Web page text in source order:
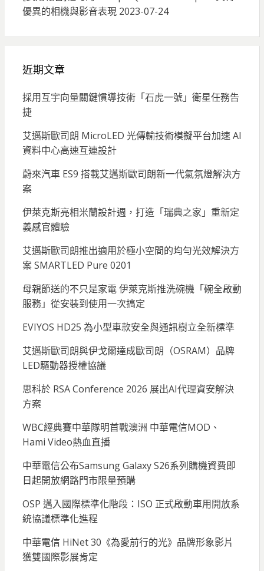
優異的相機與影音表現 2023-07-24
近期文章
採用互宇向量關鍵慣導技術「石虎一號」衛星任務告
捷
艾邁斯歐司朗 MicroLED 光傳輸技術模擬平台加速 AI
資料中心高速互連設計
蔚來汽車 ES9 搭載艾邁斯歐司朗新一代氣氛燈解決方
案
伊萊克斯亮相米蘭設計週，打造「瑞典之家」重新定
義感官體驗
艾邁斯歐司朗推出適用於極小空間的均勻光效解決方
案 SMARTLED Pure 0201
母親節送的不只是家電 伊萊克斯推洗碗機「碗全啟動
服務」從安裝到使用一次搞定
EVIYOS HD25 為小型車款安全與通訊樹立全新標準
艾邁斯歐司朗與伊戈爾達成歐司朗（OSRAM）品牌
LED驅動器授權協議
思科於 RSA Conference 2026 展出AI代理資安解決
方案
WBC經典賽中華隊明首戰澳洲 中華電信MOD、
Hami Video熱血直播
中華電信公布Samsung Galaxy S26系列購機資費即
日起開放網路門市限量預購
OSP 邁入國際標準化階段：ISO 正式啟動車用開放系
統協議標準化進程
中華電信 HiNet 30《為愛前行的光》品牌形象影片
獲雙國際影展肯定